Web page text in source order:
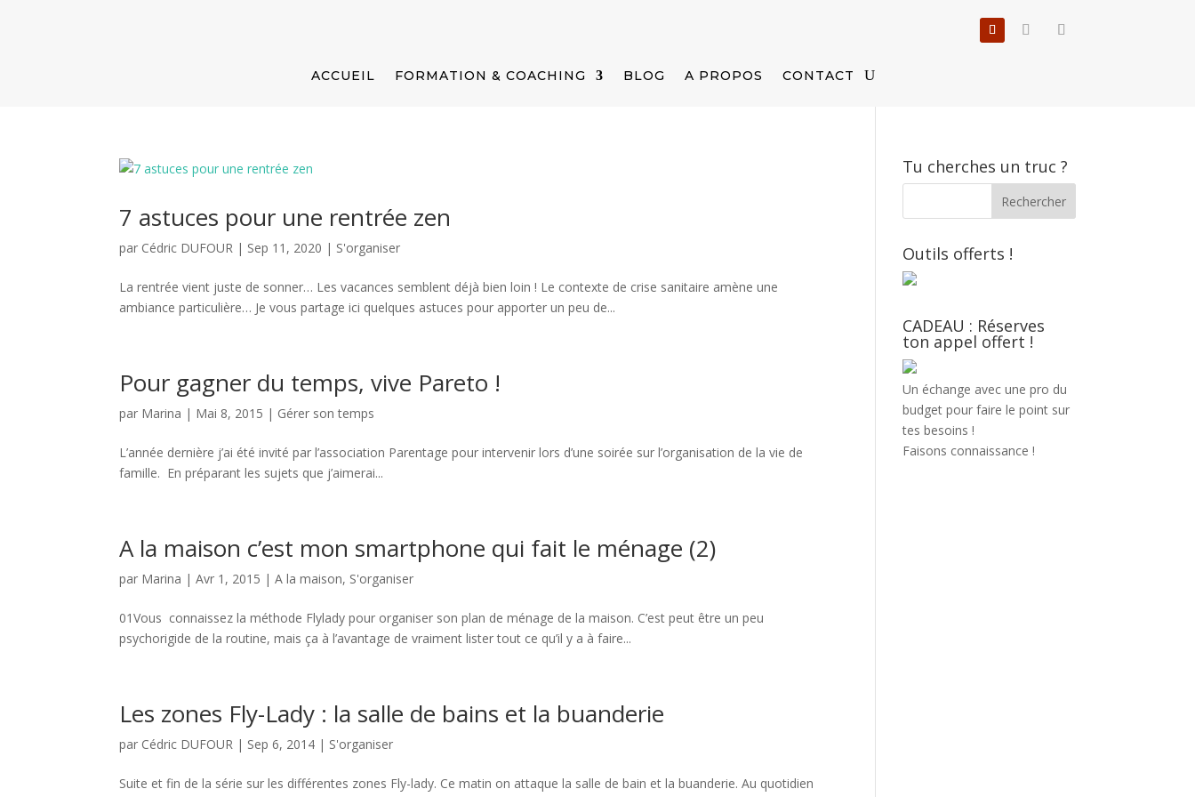
ACCUEIL FORMATION & COACHING BLOG A PROPOS CONTACT
7 astuces pour une rentrée zen
par Cédric DUFOUR | Sep 11, 2020 | S'organiser
La rentrée vient juste de sonner… Les vacances semblent déjà bien loin ! Le contexte de crise sanitaire amène une
ambiance particulière… Je vous partage ici quelques astuces pour apporter un peu de...
Pour gagner du temps, vive Pareto !
par Marina | Mai 8, 2015 | Gérer son temps
L’année dernière j’ai été invité par l’association Parentage pour intervenir lors d’une soirée sur l’organisation de la vie de
famille. En préparant les sujets que j’aimerai...
A la maison c’est mon smartphone qui fait le ménage (2)
par Marina |Avr 1, 2015 |A la maison, S'organiser
01Vous connaissez la méthode Flylady pour organiser son plan de ménage de la maison. C’est peut être un peu
psychorigide de la routine, mais ça à l’avantage de vraiment lister tout ce qu’il y a à faire...
Les zones Fly-Lady : la salle de bains et la buanderie
par Cédric DUFOUR | Sep 6, 2014 | S'organiser
Suite et fin de la série sur les différentes zones Fly-lady. Ce matin on attaque la salle de bain et la buanderie. Au quotidien
Tu cherches un truc ?
Outils offerts !
CADEAU : Réserves
ton appel offert !
Un échange avec une pro du
budget pour faire le point sur
tes besoins !
Faisons connaissance !